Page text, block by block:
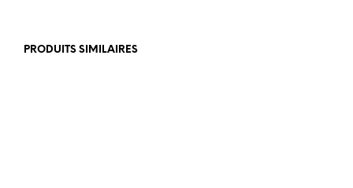
PRODUITS SIMILAIRES